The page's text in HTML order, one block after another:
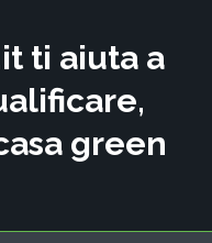
ti aiuta a
green